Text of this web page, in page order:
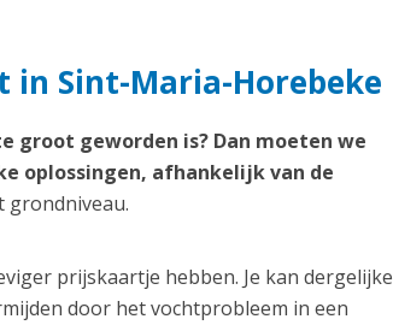
Sint-Maria-Horebeke
geworden is? Dan moeten we
oplossingen, afhankelijk van de
grondniveau.
prijskaartje hebben. Je kan dergelijke
door het vochtprobleem in een